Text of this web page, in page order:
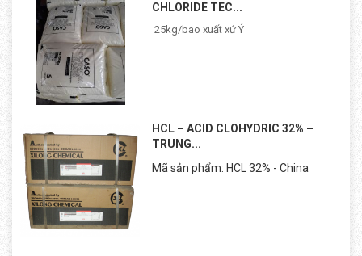
CHLORIDE TEC...
25kg/bao xuất xứ Ý
HCL – ACID CLOHYDRIC 32% –
TRUNG...
Mã sản phẩm: HCL 32% - China